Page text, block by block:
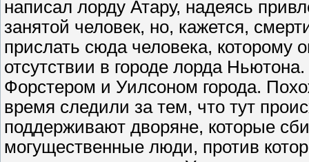
написал лорду Атару, надеясь
занятой человек, но, кажется,
прислать сюда человека,
отсутствии в городе лорда
Форстером и Уилсоном города.
время следили за тем, что тут
поддерживают дворяне, которые
могущественные люди, против